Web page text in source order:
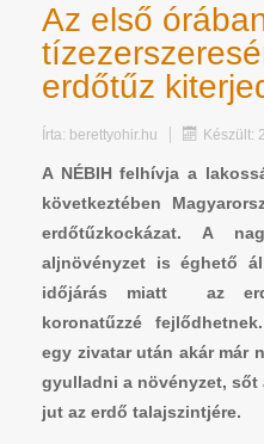
Az első
erdőtűz
Írta: berettyohir.hu Készült:
A NÉBIH felhívja a
következtében
erdőtűzkockázat. A
aljnövényzet is éghető
időjárás miatt az
koronatűzzé
egy zivatar után akár már
gyulladni a növényzet, sőt
jut az erdő talajszintjére.